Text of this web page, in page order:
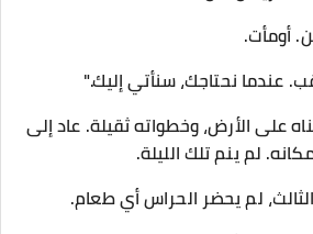
أومأت.
عندما نحتاجك، سنأتي إليك."
على الأرض، وخطواته ثقيلة. عاد إلى
لم ينم تلك الليلة.
لم يحضر الحراس أي طعام.